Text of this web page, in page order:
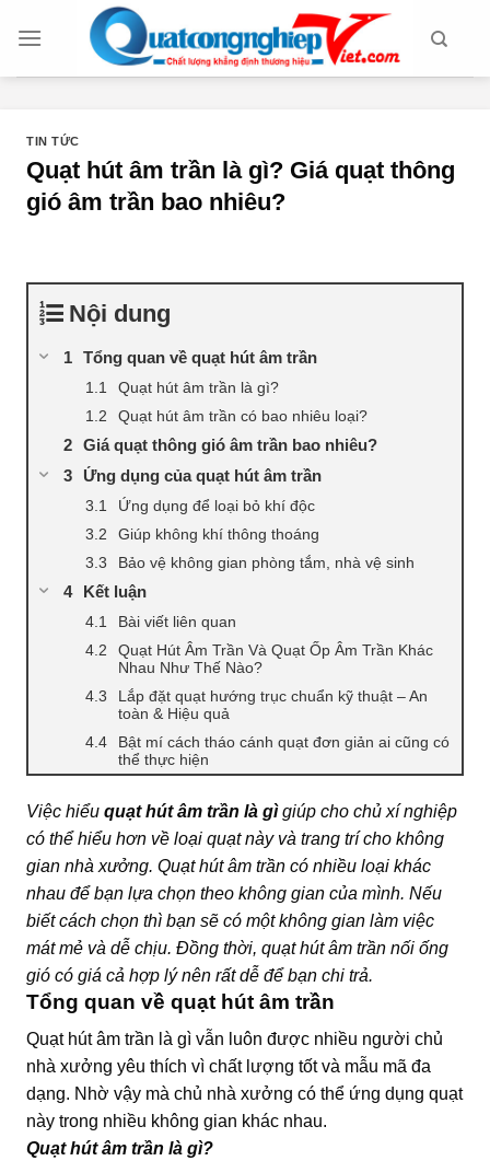
đến
TIN TỨC
Quạt hút âm trần là gì? Giá quạt thông
gió âm trần bao nhiêu?
Nội dung
Tổng quan về quạt hút âm trần
Quạt hút âm trần là gì?
Quạt hút âm trần có bao nhiêu loại?
Giá quạt thông gió âm trần bao nhiêu?
Ứng dụng của quạt hút âm trần
Ứng dụng để loại bỏ khí độc
Giúp không khí thông thoáng
Bảo vệ không gian phòng tắm, nhà vệ sinh
Kết luận
Bài viết liên quan
Quạt Hút Âm Trần Và Quạt Ốp Âm Trần Khác
Nhau Như Thế Nào?
Lắp đặt quạt hướng trục chuẩn kỹ thuật – An
toàn & Hiệu quả
Bật mí cách tháo cánh quạt đơn giản ai cũng có
thể thực hiện
Việc hiểu quạt hút âm trần là gìgiúp cho chủ xí nghiệp
có thể hiểu hơn về loại quạt này và trang trí cho không
gian nhà xưởng. Quạt hút âm trần có nhiều loại khác
nhau để bạn lựa chọn theo không gian của mình. Nếu
biết cách chọn thì bạn sẽ có một không gian làm việc
mát mẻ và dễ chịu. Đồng thời, quạt hút âm trần nối ống
gió có giá cả hợp lý nên rất dễ để bạn chi trả.
Tổng quan về quạt hút âm trần
Quạt hút âm trần là gì vẫn luôn được nhiều người chủ
nhà xưởng yêu thích vì chất lượng tốt và mẫu mã đa
dạng. Nhờ vậy mà chủ nhà xưởng có thể ứng dụng quạt
này trong nhiều không gian khác nhau.
Quạt hút âm trần là gì?